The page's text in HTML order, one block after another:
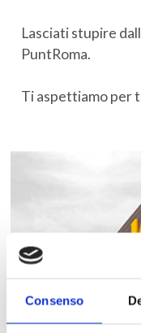
Consenso
Lasciati stupire
PuntRoma.
Ti aspettiamo per